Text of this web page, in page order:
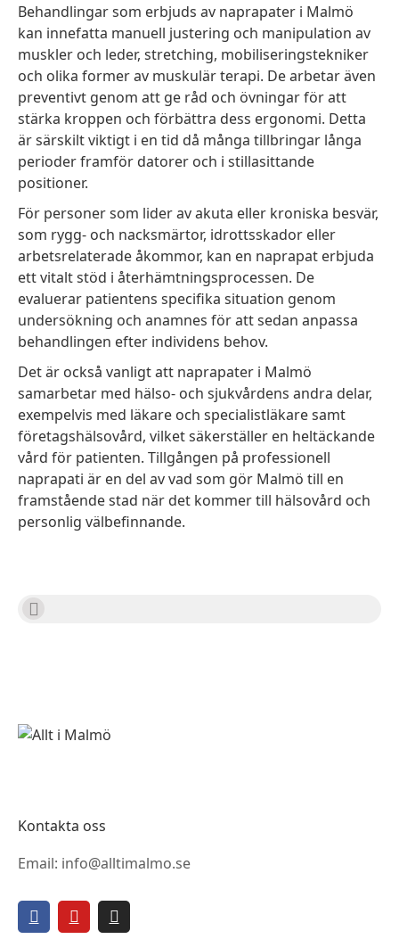
Behandlingar som erbjuds av naprapater i Malmö
kan innefatta manuell justering och manipulation av
muskler och leder, stretching, mobiliseringstekniker
och olika former av muskulär terapi. De arbetar även
preventivt genom att ge råd och övningar för att
stärka kroppen och förbättra dess ergonomi. Detta
är särskilt viktigt i en tid då många tillbringar långa
perioder framför datorer och i stillasittande
positioner.
För personer som lider av akuta eller kroniska besvär,
som rygg- och nacksmärtor, idrottsskador eller
arbetsrelaterade åkommor, kan en naprapat erbjuda
ett vitalt stöd i återhämtningsprocessen. De
evaluerar patientens specifika situation genom
undersökning och anamnes för att sedan anpassa
behandlingen efter individens behov.
Det är också vanligt att naprapater i Malmö
samarbetar med hälso- och sjukvårdens andra delar,
exempelvis med läkare och specialistläkare samt
företagshälsovård, vilket säkerställer en heltäckande
vård för patienten. Tillgången på professionell
naprapati är en del av vad som gör Malmö till en
framstående stad när det kommer till hälsovård och
personlig välbefinnande.
Kontakta oss
Email: info@alltimalmo.se